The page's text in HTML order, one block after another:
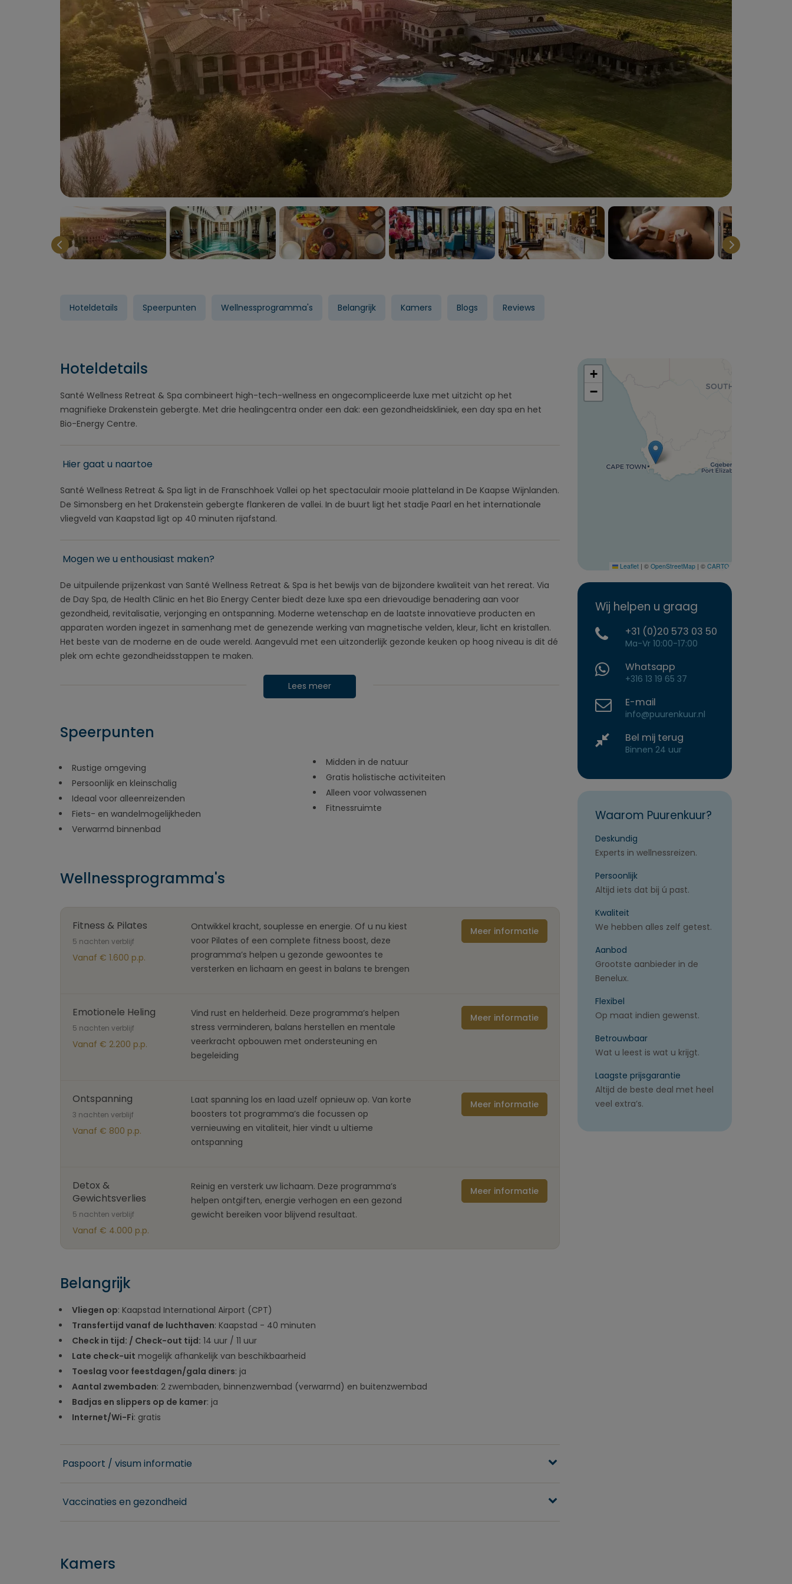
Hoteldetails Speerpunten Wellnessprogramma's Belangrijk Kamers Blogs Reviews
Hoteldetails
Santé Wellness Retreat & Spa combineert high-tech-wellness en ongecompliceerde luxe met uitzicht op het
magnifieke Drakenstein gebergte. Met drie healingcentra onder een dak: een gezondheidskliniek, een day spa en het
Bio-Energy Centre.
Hier gaat u naartoe
Santé Wellness Retreat & Spa ligt in de Franschhoek Vallei op het spectaculair mooie platteland in De Kaapse Wijnlanden.
De Simonsberg en het Drakenstein gebergte flankeren de vallei. In de buurt ligt het stadje Paarl en het internationale
vliegveld van Kaapstad ligt op 40 minuten rijafstand.
Mogen we u enthousiast maken?
De uitpuilende prijzenkast van Santé Wellness Retreat & Spa is het bewijs van de bijzondere kwaliteit van het rereat. Via
de Day Spa, de Health Clinic en het Bio Energy Center biedt deze luxe spa een drievoudige benadering aan voor
gezondheid, revitalisatie, verjonging en ontspanning. Moderne wetenschap en de laatste innovatieve producten en
apparaten worden ingezet in samenhang met de genezende werking van magnetische velden, kleur, licht en kristallen.
Het beste van de moderne en de oude wereld. Aangevuld met een uitzonderlijk gezonde keuken op hoog niveau is dit dé
plek om echte gezondheidsstappen te maken.
Lees meer
Speerpunten
Rustige omgeving
Persoonlijk en kleinschalig
Ideaal voor alleenreizenden
Fiets- en wandelmogelijkheden
Verwarmd binnenbad
Midden in de natuur
Gratis holistische activiteiten
Alleen voor volwassenen
Fitnessruimte
Wellnessprogramma's
Fitness & Pilates
5 nachten verblijf
Vanaf € 1.600 p.p.
Ontwikkel kracht, souplesse en energie. Of u nu kiest
voor Pilates of een complete fitness boost, deze
programma’s helpen u gezonde gewoontes te
versterken en lichaam en geest in balans te brengen
Meer informatie
Emotionele Heling
5 nachten verblijf
Vanaf € 2.200 p.p.
Vind rust en helderheid. Deze programma’s helpen
stress verminderen, balans herstellen en mentale
veerkracht opbouwen met ondersteuning en
begeleiding
Meer informatie
Ontspanning
3 nachten verblijf
Vanaf € 800 p.p.
Laat spanning los en laad uzelf opnieuw op. Van korte
boosters tot programma’s die focussen op
vernieuwing en vitaliteit, hier vindt u ultieme
ontspanning
Meer informatie
Detox &
Gewichtsverlies
5 nachten verblijf
Vanaf € 4.000 p.p.
Reinig en versterk uw lichaam. Deze programma’s
helpen ontgiften, energie verhogen en een gezond
gewicht bereiken voor blijvend resultaat.
Meer informatie
Belangrijk
Vliegen op: Kaapstad International Airport (CPT)
Transfertijd vanaf de luchthaven: Kaapstad - 40 minuten
Check in tijd: / Check-out tijd: 14 uur / 11 uur
Late check-uit mogelijk afhankelijk van beschikbaarheid
Toeslag voor feestdagen/gala diners: ja
Aantal zwembaden: 2 zwembaden, binnenzwembad (verwarmd) en buitenzwembad
Badjas en slippers op de kamer: ja
Internet/Wi-Fi: gratis
Paspoort / visum informatie
Vaccinaties en gezondheid
+
−
Leaflet | © OpenStreetMap | © CARTO
Wij helpen u graag
+31 (0)20 573 03 50
Ma-Vr 10:00-17:00
Whatsapp
+316 13 19 65 37
E-mail
info@puurenkuur.nl
Bel mij terug
Binnen 24 uur
Waarom Puurenkuur?
Deskundig
Experts in wellnessreizen.
Persoonlijk
Altijd iets dat bij ú past.
Kwaliteit
We hebben alles zelf getest.
Aanbod
Grootste aanbieder in de
Benelux.
Flexibel
Op maat indien gewenst.
Betrouwbaar
Wat u leest is wat u krijgt.
Laagste prijsgarantie
Altijd de beste deal met heel
veel extra’s.
Kamers